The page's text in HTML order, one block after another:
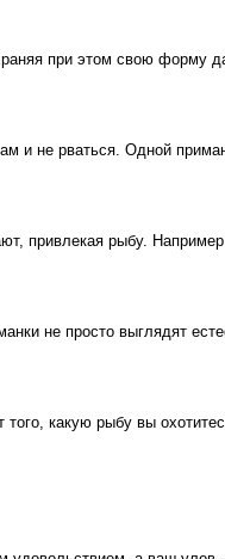
при этом свою форму
и не рваться. Одной
привлекая рыбу. Например
не просто выглядят
какую рыбу вы